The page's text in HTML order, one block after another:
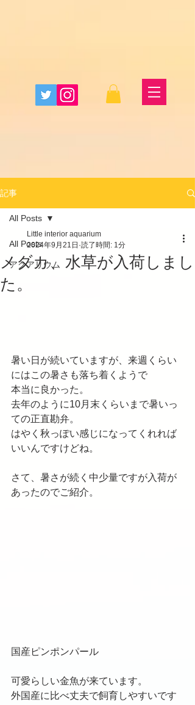
記事
All Posts
アクアリウム
All Posts
メダカ、水草が入荷しまし
た。
Little interior aquarium
2024年9月21日 読了時間: 1分
暑い日が続いていますが、来週くらい
にはこの暑さも落ち着くようで
本当に良かった。
去年のように10月末くらいまで暑いっ
ての正直勘弁。
はやく秋っぽい感じになってくれれば
いいんですけどね。
さて、暑さが続く中少量ですが入荷が
あったのでご紹介。
国産ピンポンパール
可愛らしい金魚が来ています。
外国産に比べ丈夫で飼育しやすいです